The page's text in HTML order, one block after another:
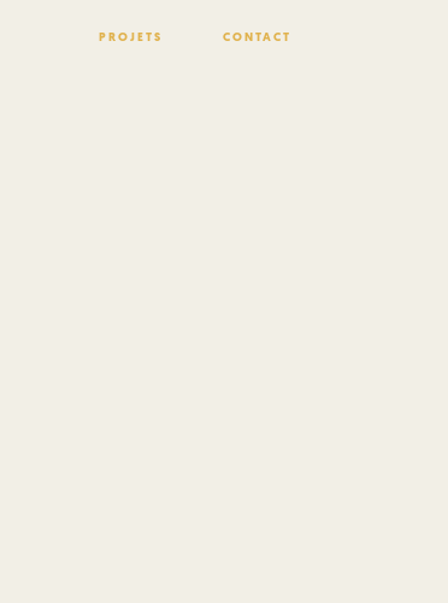
PROJETS CONTACT